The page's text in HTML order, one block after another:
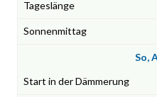
So,